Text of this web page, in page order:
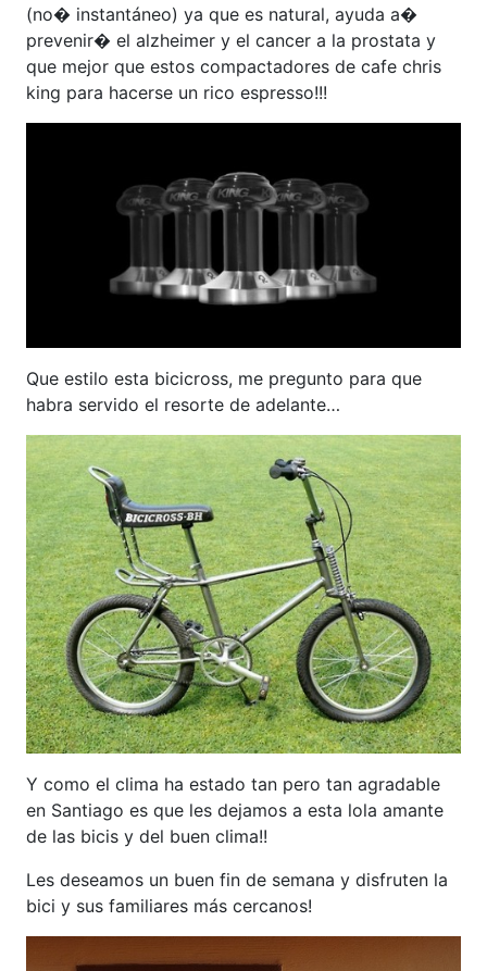
(no� instantáneo) ya que es natural, ayuda a�
prevenir� el alzheimer y el cancer a la prostata y
que mejor que estos compactadores de cafe chris
king para hacerse un rico espresso!!!
Que estilo esta bicicross, me pregunto para que
habra servido el resorte de adelante…
Y como el clima ha estado tan pero tan agradable
en Santiago es que les dejamos a esta lola amante
de las bicis y del buen clima!!
Les deseamos un buen fin de semana y disfruten la
bici y sus familiares más cercanos!